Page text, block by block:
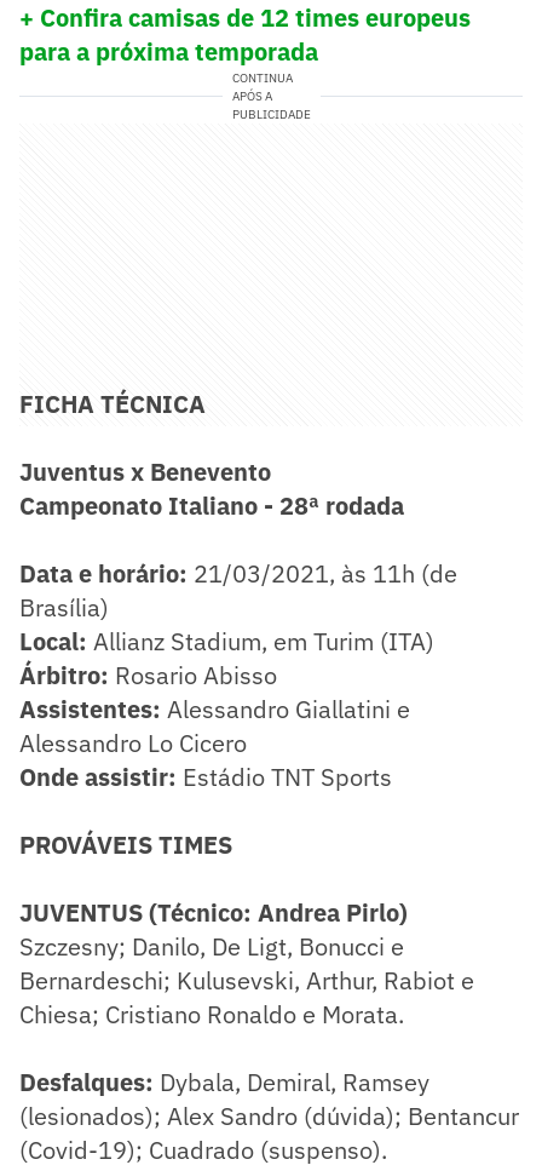
+ Confira camisas de 12 times europeus
para a próxima temporada
CONTINUA
APÓS A
PUBLICIDADE
FICHA TÉCNICA
Juventus x Benevento
Campeonato Italiano - 28ª rodada
Data e horário: 21/03/2021, às 11h (de
Brasília)
​Local: Allianz Stadium, em Turim (ITA)
Árbitro: Rosario Abisso
Assistentes: Alessandro Giallatini e
Alessandro Lo Cicero
Onde assistir: Estádio TNT Sports
PROVÁVEIS TIMES
JUVENTUS (Técnico: Andrea Pirlo)
Szczesny; Danilo, De Ligt, Bonucci e
Bernardeschi; Kulusevski, Arthur, Rabiot e
Chiesa; Cristiano Ronaldo e Morata.
Desfalques: Dybala, Demiral, Ramsey
(lesionados); Alex Sandro (dúvida); Bentancur
(Covid-19); Cuadrado (suspenso).